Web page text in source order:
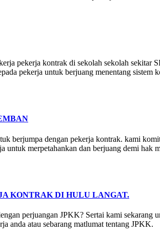
pekerja kontrak di sekolah sekolah sekitar
pekerja untuk berjuang menentang
dengan pekerja kontrak. kami
untuk merpetahankan dan berjuang demi
KONTRAK DI HULU LANGAT.
perjuangan JPKK? Sertai kami
anda atau sebarang matlumat tentang JPKK.